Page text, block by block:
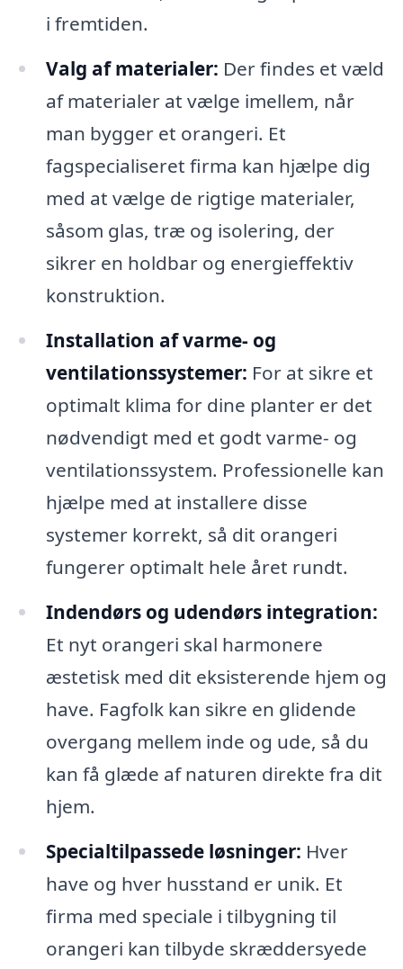
i fremtiden.
Valg af materialer: Der findes et væld
af materialer at vælge imellem, når
man bygger et orangeri. Et
fagspecialiseret firma kan hjælpe dig
med at vælge de rigtige materialer,
såsom glas, træ og isolering, der
sikrer en holdbar og energieffektiv
konstruktion.
Installation af varme- og
ventilationssystemer: For at sikre et
optimalt klima for dine planter er det
nødvendigt med et godt varme- og
ventilationssystem. Professionelle kan
hjælpe med at installere disse
systemer korrekt, så dit orangeri
fungerer optimalt hele året rundt.
Indendørs og udendørs integration:
Et nyt orangeri skal harmonere
æstetisk med dit eksisterende hjem og
have. Fagfolk kan sikre en glidende
overgang mellem inde og ude, så du
kan få glæde af naturen direkte fra dit
hjem.
Specialtilpassede løsninger: Hver
have og hver husstand er unik. Et
firma med speciale i tilbygning til
orangeri kan tilbyde skræddersyede